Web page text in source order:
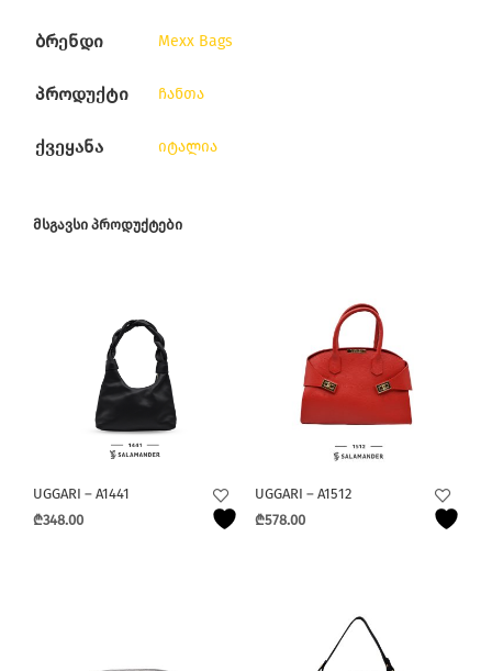
ბრენდი Mexx Bags
პროდუქტი ჩანთა
ქვეყანა იტალია
ᲛᲡᲒᲐᲕᲡᲘ ᲞᲠᲝᲓᲣᲥᲢᲔᲑᲘ
UGGARI – A1441
₾348.00
UGGARI – A1512
₾578.00